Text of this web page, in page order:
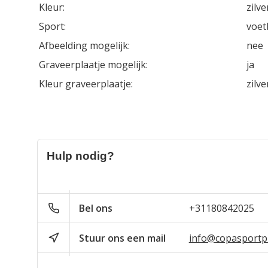
Kleur:
Sport:
Afbeelding mogelijk:
nee
Graveerplaatje mogelijk:
ja
Kleur graveerplaatje:
Hulp nodig?
Bel ons +31180842025
Stuur ons een mail